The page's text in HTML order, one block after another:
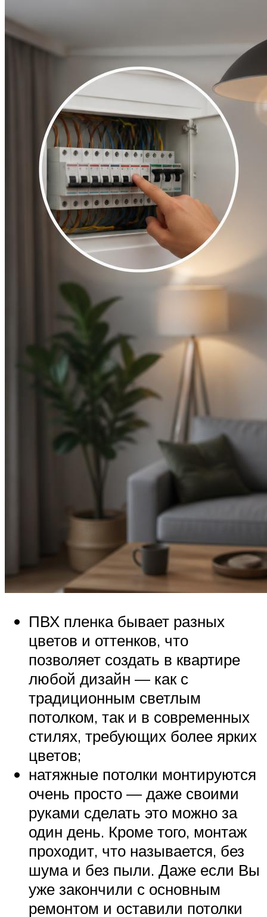
ПВХ пленка бывает разных
цветов и оттенков, что
позволяет создать в квартире
любой дизайн — как с
традиционным светлым
потолком, так и в современных
стилях, требующих более ярких
цветов;
натяжные потолки монтируются
очень просто — даже своими
руками сделать это можно за
один день. Кроме того, монтаж
проходит, что называется, без
шума и без пыли. Даже если Вы
уже закончили с основным
ремонтом и оставили потолки